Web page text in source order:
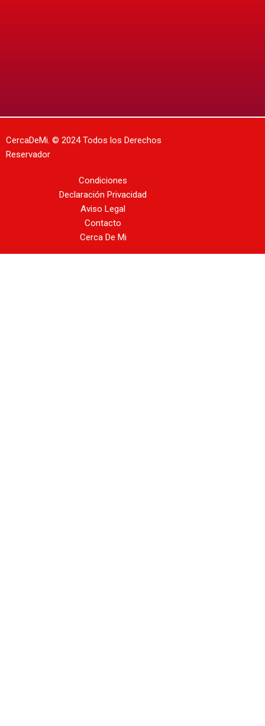
CercaDeMi. © 2024 Todos los Derechos
Reservador
Condiciones
Declaración Privacidad
Aviso Legal
Contacto
Cerca De Mi